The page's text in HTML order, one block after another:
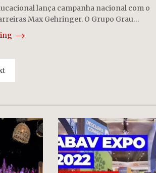
lança campanha nacional com o
Max Gehringer. O Grupo Grau…